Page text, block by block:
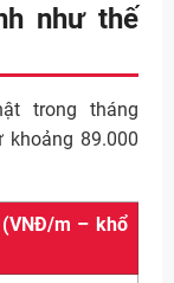
như thế
trong tháng
89.000
m – khổ